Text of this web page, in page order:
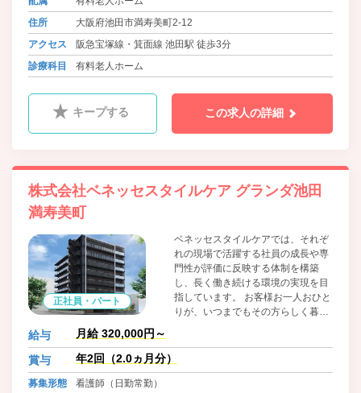
住所
大阪府池田市満寿美町2-12
アクセス
阪急宝塚線・箕面線 池田駅 徒歩3分
診療科目
有料老人ホーム
キープする この求人の詳細
株式会社ベネッセスタイルケア グランダ池田
満寿美町
正社員・パート
ベネッセスタイルケアでは、それぞ
れの現場で活躍する社員の成長や専
門性が評価に反映する体制を構築
し、長く働き続ける環境の実現を目
指しています。 お客様お一人おひと
りが、いつまでもその方らしく暮ら
給与 月給 320,000円～
賞与 年2回（2.0ヵ月分）
募集形態
看護師（日勤常勤）